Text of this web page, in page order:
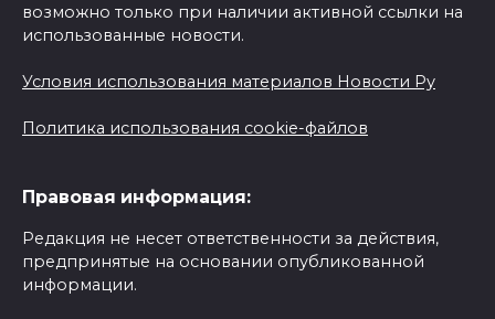
возможно только при наличии активной ссылки на
использованные новости.
Условия использования материалов Новости Ру
Политика использования cookie-файлов
Правовая информация:
Редакция не несет ответственности за действия,
предпринятые на основании опубликованной
информации.